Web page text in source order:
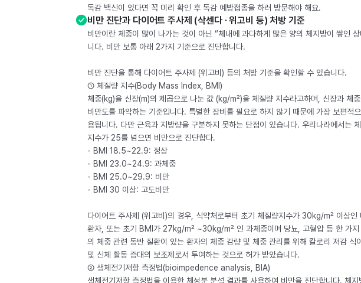
독감 백신이 있다면 꼭 미리 확인 후 독감 예방접종을 하러 방문해야 해요.
비만 진단과 다이어트 주사제 (삭센다 · 위고비 등) 처방 기준
비만이란 체중이 많이 나가는 것이 아닌 “체내에 과다하게 많은 양의 체지방이 쌓인
니다. 비만 보통 아래 2가지 기준으로 진단합니다.
비만 진단을 통해 다이어트 주사제 (위고비) 등의 처방 기준을 확인할 수 있습니다.
① 체질량 지수(Body Mass Index, BMI)
체중(kg)을 신장(m)의 제곱으로 나눈 값 (kg/m²)을 체질량 지수라고하며, 신장과 체
비만도를 파악하는 기준입니다. 특별한 장비를 필요로 하지 않기 때문에 가장 보편적
용됩니다. 다만 근육과 지방량을 구분하지 못하는 단점이 있습니다. 우리나라에서는
지수가 25를 넘으면 비만으로 진단합다.
- BMI 18.5~22.9: 정상
- BMI 23.0~24.9: 과체중
- BMI 25.0~29.9: 비만
- BMI 30 이상: 고도비만
다이어트 주사제 (위고비)의 경우, 식약처로부터 초기 체질량지수가 30kg/m² 이상인
환자, 또는 초기 BMI가 27kg/m² ~30kg/m² 인 과체중이며 당뇨, 고혈압 등 한 가지
의 체중 관련 동반 질환이 있는 환자의 체중 감량 및 체중 관리를 위해 칼로리 저감 식
및 신체 활동 증대의 보조제로서 투여하는 것으로 허가 받았습니다.
② 생체전기저항 측정법(bioimpedence analysis, BIA)
생체전기저항 측정법을 이용한 체성분 분석 결과를 사용하여 비만을 진단합니다. 체지